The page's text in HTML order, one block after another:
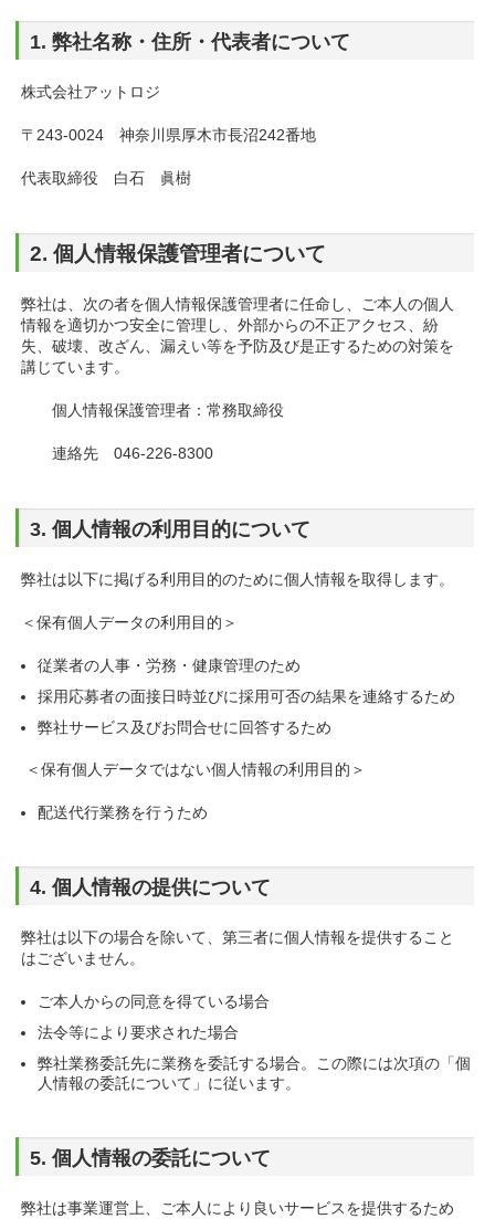
1. 弊社名称・住所・代表者について
株式会社アットロジ
〒243-0024 神奈川県厚木市長沼242番地
代表取締役 白石 眞樹
2. 個人情報保護管理者について
弊社は、次の者を個人情報保護管理者に任命し、ご本人の個人
情報を適切かつ安全に管理し、外部からの不正アクセス、紛
失、破壊、改ざん、漏えい等を予防及び是正するための対策を
講じています。
個人情報保護管理者：常務取締役
連絡先 046-226-8300
3. 個人情報の利用目的について
弊社は以下に掲げる利用目的のために個人情報を取得します。
＜保有個人データの利用目的＞
従業者の人事・労務・健康管理のため
採用応募者の面接日時並びに採用可否の結果を連絡するため
弊社サービス及びお問合せに回答するため
＜保有個人データではない個人情報の利用目的＞
配送代行業務を行うため
4. 個人情報の提供について
弊社は以下の場合を除いて、第三者に個人情報を提供すること
はございません。
ご本人からの同意を得ている場合
法令等により要求された場合
弊社業務委託先に業務を委託する場合。この際には次項の「個
人情報の委託について」に従います。
5. 個人情報の委託について
弊社は事業運営上、ご本人により良いサービスを提供するため